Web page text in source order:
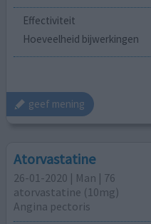
Effectiviteit
Hoeveelheid bijwerkingen
geef mening
Atorvastatine
26-01-2020 | Man | 76
atorvastatine (10mg)
Angina pectoris